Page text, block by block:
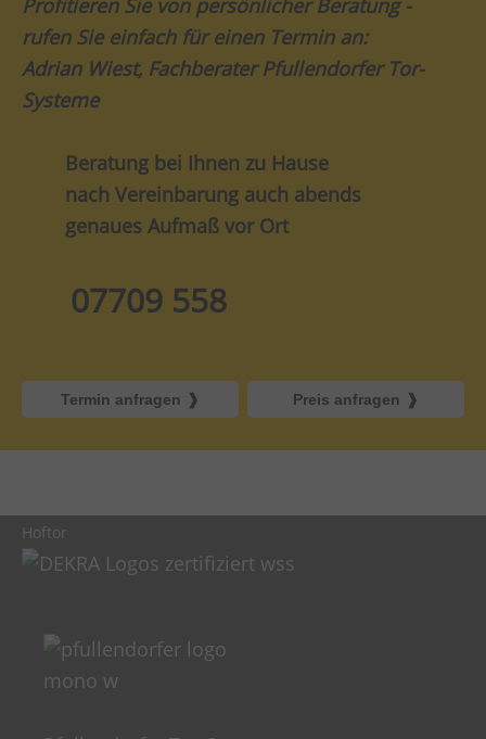
rufen Sie einfach für einen Termin an:
Adrian Wiest, Fachberater Pfullendorfer Tor-
Systeme
Beratung bei Ihnen zu Hause
nach Vereinbarung auch abends
genaues Aufmaß vor Ort
07709 558
Termin anfragen Preis anfragen
Hoftor